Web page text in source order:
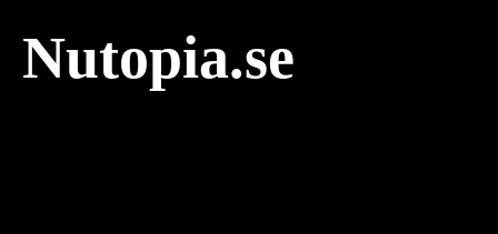
Nutopia.se